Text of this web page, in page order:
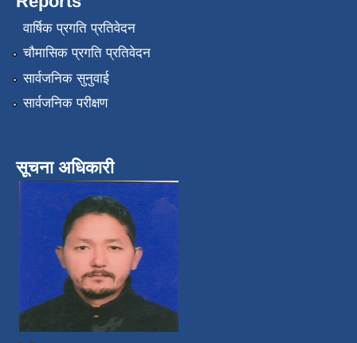
वार्षिक प्रगति प्रतिवेदन
चौमासिक प्रगति प्रतिवेदन
सार्वजनिक सुनुवाई
सार्वजनिक परीक्षण
सूचना अधिकारी